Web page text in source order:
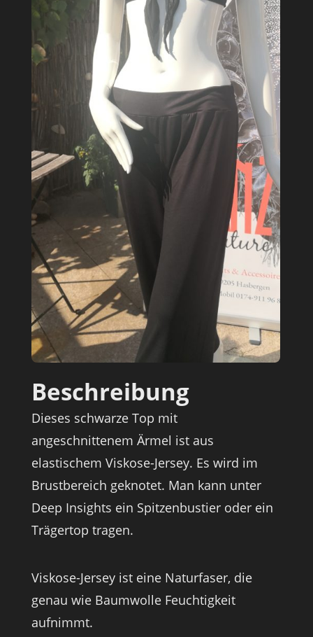
Beschreibung
Dieses schwarze Top mit
angeschnittenem Ärmel ist aus
elastischem Viskose-Jersey. Es wird im
Brustbereich geknotet. Man kann unter
Deep Insights ein Spitzenbustier oder ein
Trägertop tragen.
Viskose-Jersey ist eine Naturfaser, die
genau wie Baumwolle Feuchtigkeit
aufnimmt.